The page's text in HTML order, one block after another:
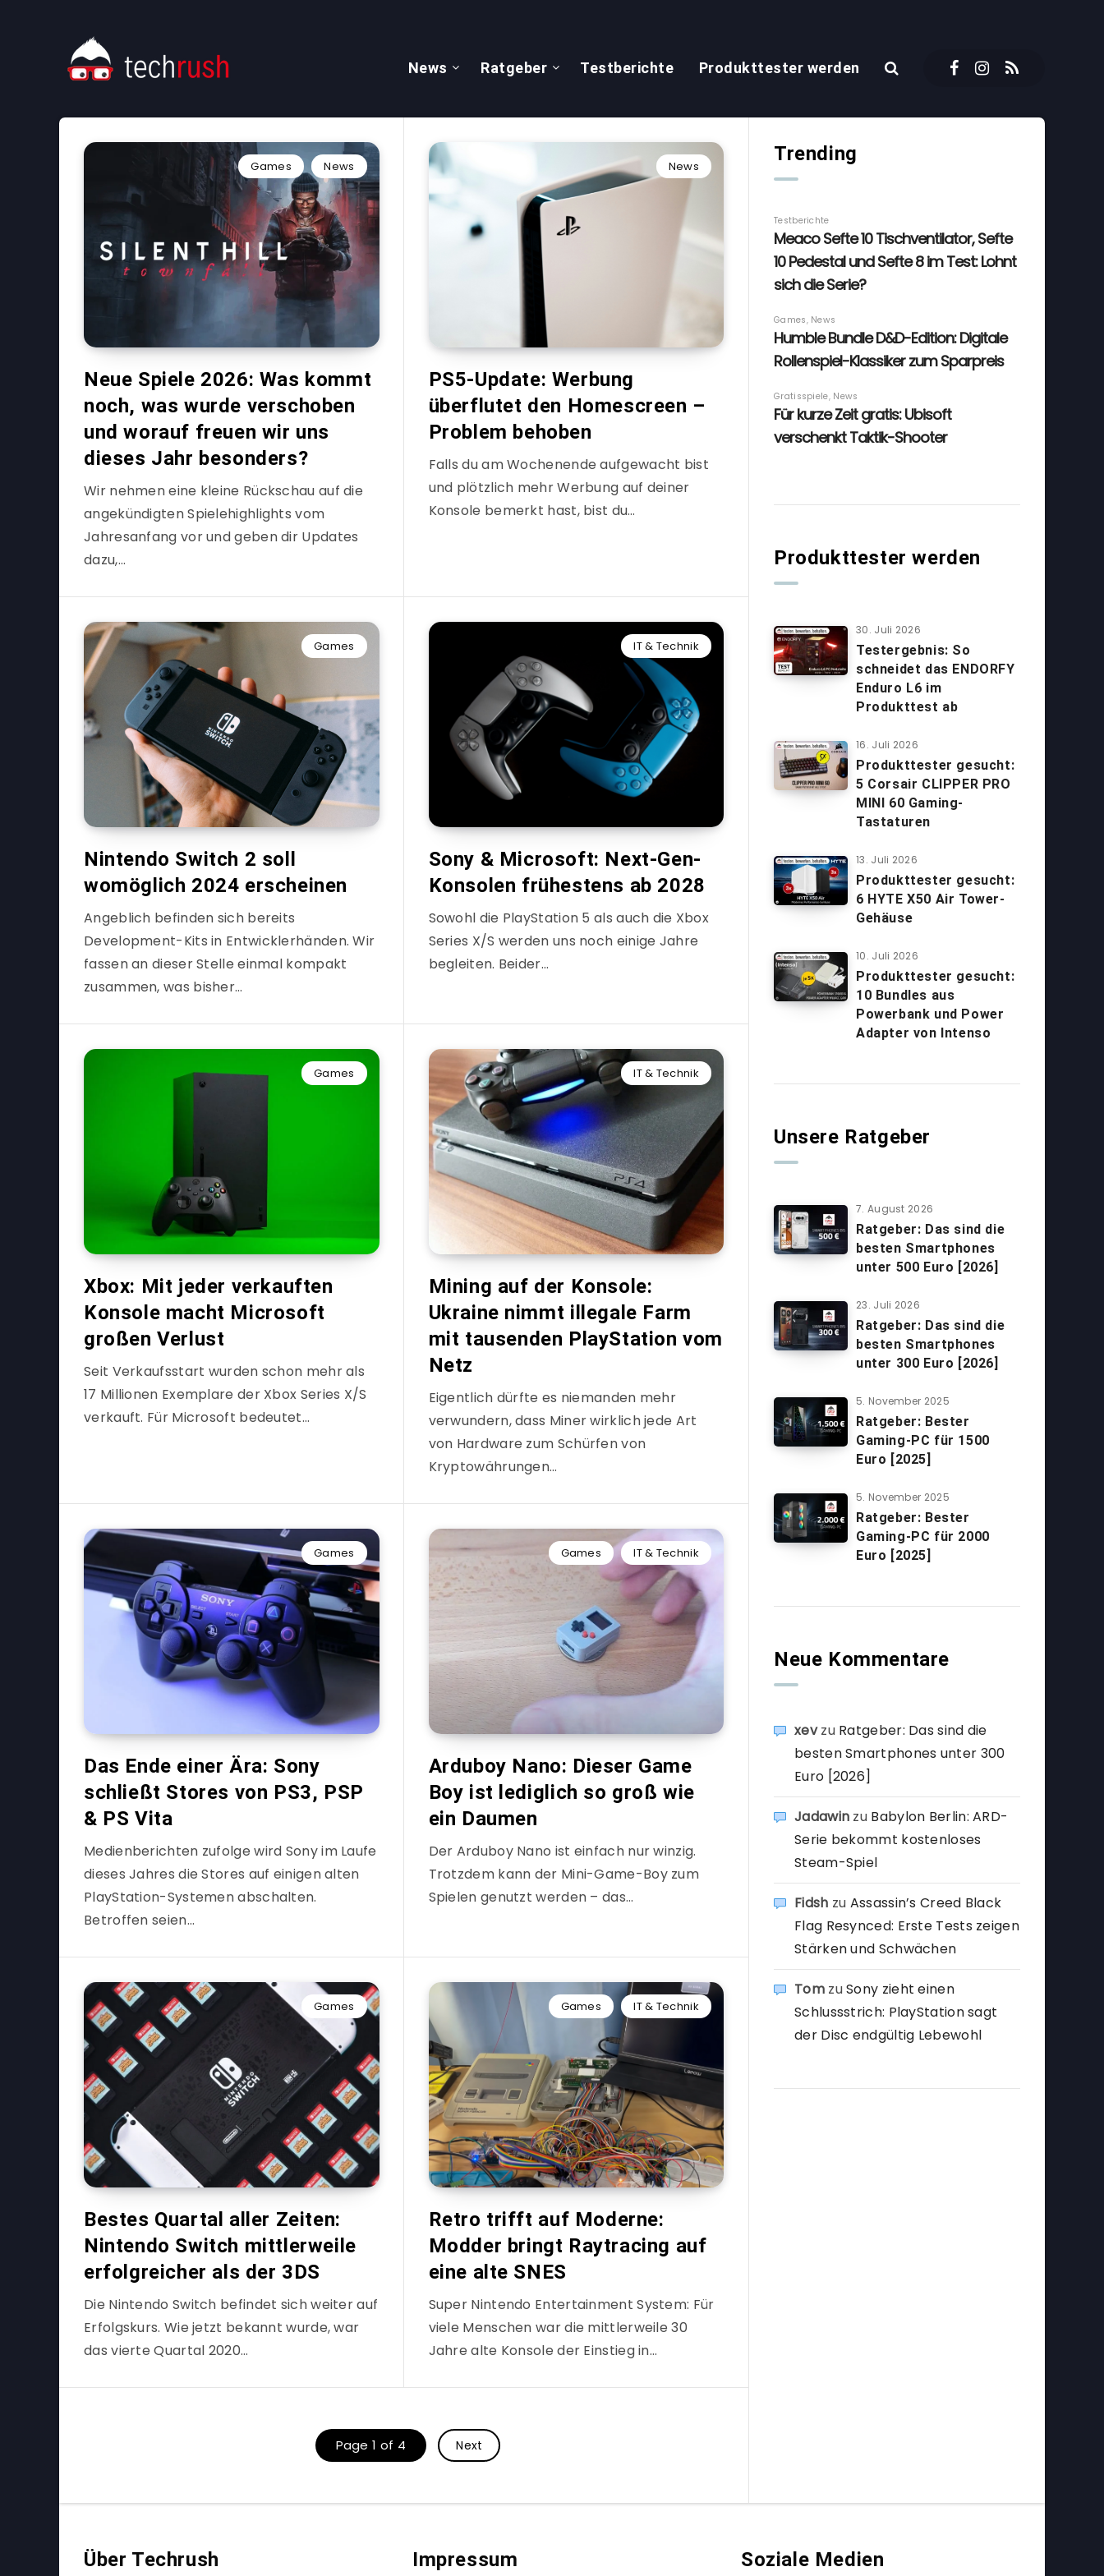
News Ratgeber Testberichte Produkttester werden
Games News
Neue Spiele 2026: Was kommt
noch, was wurde verschoben
und worauf freuen wir uns
dieses Jahr besonders?
Wir nehmen eine kleine Rückschau auf die
angekündigten Spielehighlights vom
Jahresanfang vor und geben dir Updates
dazu,…
News
PS5-Update: Werbung
überflutet den Homescreen –
Problem behoben
Falls du am Wochenende aufgewacht bist
und plötzlich mehr Werbung auf deiner
Konsole bemerkt hast, bist du…
Games
Nintendo Switch 2 soll
womöglich 2024 erscheinen
Angeblich befinden sich bereits
Development-Kits in Entwicklerhänden. Wir
fassen an dieser Stelle einmal kompakt
zusammen, was bisher…
IT & Technik
Sony & Microsoft: Next-Gen-
Konsolen frühestens ab 2028
Sowohl die PlayStation 5 als auch die Xbox
Series X/S werden uns noch einige Jahre
begleiten. Beider…
Games
Xbox: Mit jeder verkauften
Konsole macht Microsoft
großen Verlust
Seit Verkaufsstart wurden schon mehr als
17 Millionen Exemplare der Xbox Series X/S
verkauft. Für Microsoft bedeutet…
IT & Technik
Mining auf der Konsole:
Ukraine nimmt illegale Farm
mit tausenden PlayStation vom
Netz
Eigentlich dürfte es niemanden mehr
verwundern, dass Miner wirklich jede Art
von Hardware zum Schürfen von
Kryptowährungen…
Games
Das Ende einer Ära: Sony
schließt Stores von PS3, PSP
& PS Vita
Medienberichten zufolge wird Sony im Laufe
dieses Jahres die Stores auf einigen alten
PlayStation-Systemen abschalten.
Betroffen seien…
Games IT & Technik
Arduboy Nano: Dieser Game
Boy ist lediglich so groß wie
ein Daumen
Der Arduboy Nano ist einfach nur winzig.
Trotzdem kann der Mini-Game-Boy zum
Spielen genutzt werden – das…
Games
Bestes Quartal aller Zeiten:
Nintendo Switch mittlerweile
erfolgreicher als der 3DS
Die Nintendo Switch befindet sich weiter auf
Erfolgskurs. Wie jetzt bekannt wurde, war
das vierte Quartal 2020…
Games IT & Technik
Retro trifft auf Moderne:
Modder bringt Raytracing auf
eine alte SNES
Super Nintendo Entertainment System: Für
viele Menschen war die mittlerweile 30
Jahre alte Konsole der Einstieg in…
Page 1 of 4 Next
Trending
Produkttester werden
30. Juli 2026
Testergebnis: So
schneidet das ENDORFY
Enduro L6 im
Produkttest ab
16. Juli 2026
Produkttester gesucht:
5 Corsair CLIPPER PRO
MINI 60 Gaming-
Tastaturen
13. Juli 2026
Produkttester gesucht:
6 HYTE X50 Air Tower-
Gehäuse
10. Juli 2026
Produkttester gesucht:
10 Bundles aus
Powerbank und Power
Adapter von Intenso
Unsere Ratgeber
7. August 2026
Ratgeber: Das sind die
besten Smartphones
unter 500 Euro [2026]
23. Juli 2026
Ratgeber: Das sind die
besten Smartphones
unter 300 Euro [2026]
5. November 2025
Ratgeber: Bester
Gaming-PC für 1500
Euro [2025]
5. November 2025
Ratgeber: Bester
Gaming-PC für 2000
Euro [2025]
Neue Kommentare
xevzu Ratgeber: Das sind die
besten Smartphones unter 300
Euro [2026]
Jadawin zu Babylon Berlin: ARD-
Serie bekommt kostenloses
Steam-Spiel
Fidsh zu Assassin’s Creed Black
Flag Resynced: Erste Tests zeigen
Stärken und Schwächen
TomzuSony zieht einen
Schlussstrich: PlayStation sagt
der Disc endgültig Lebewohl
Über Techrush Impressum Soziale Medien